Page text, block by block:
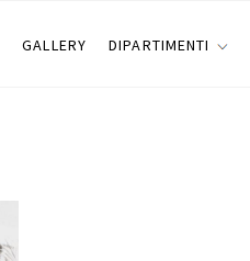
GALLERY DIPARTIMENTI